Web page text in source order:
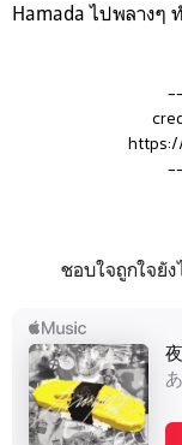
Hamada ไปพลางๆ
ชอบใจถูกใจยั